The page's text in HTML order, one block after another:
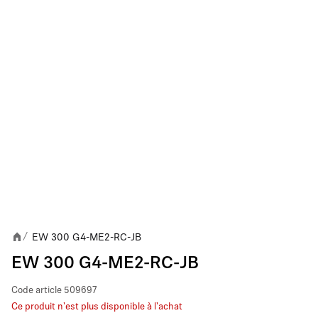
/ EW 300 G4-ME2-RC-JB
EW 300 G4-ME2-RC-JB
Code article 509697
Ce produit n'est plus disponible à l'achat